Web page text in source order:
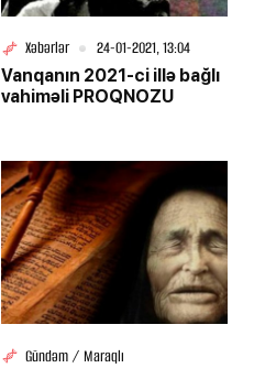
Xəbərlər
24-01-2021, 13:04
Vanqanın 2021-ci illə bağlı
vahiməli PROQNOZU
Gündəm / Maraqlı